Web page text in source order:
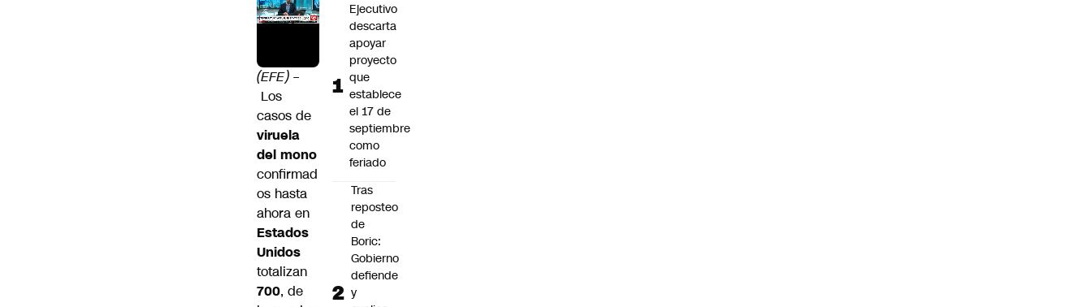
(EFE) –
Los
casos de
viruela
del mono
confirmad
os hasta
ahora en
Estados
Unidos
totalizan
700, de
Ejecutivo
descarta
apoyar
proyecto
que
establece
el 17 de
septiembre
como
feriado
Tras
reposteo
de
Boric:
Gobierno
defiende
y